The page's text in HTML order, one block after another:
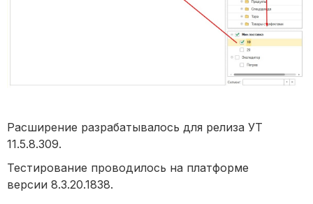
Расширение разрабатывалось для релиза УТ
11.5.8.309.
Тестирование проводилось на платформе
версии 8.3.20.1838.